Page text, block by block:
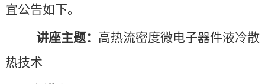
宜公告如下。
讲座主题： 高热流密度微电子器件液冷散
热技术